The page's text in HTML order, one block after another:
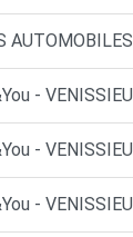
-
-
-